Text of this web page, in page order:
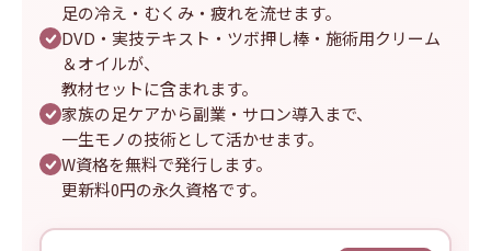
足の冷え・むくみ・疲れを流せます。
DVD・実技テキスト・ツボ押し棒・施術用クリーム
＆オイルが、
教材セットに含まれます。
家族の足ケアから副業・サロン導入まで、
一生モノの技術として活かせます。
W資格を無料で発行します。
更新料0円の永久資格です。